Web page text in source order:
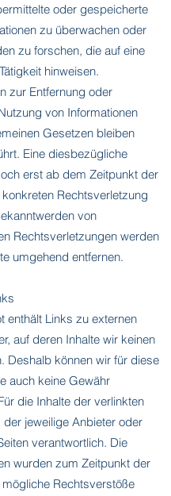
oder gespeicherte
zu überwachen oder
zu forschen, die auf eine
hinweisen.
zur Entfernung oder
von Informationen
Gesetzen bleiben
Eine diesbezügliche
erst ab dem Zeitpunkt der
Rechtsverletzung
von
Rechtsverletzungen werden
umgehend entfernen.
enthält Links zu externen
auf deren Inhalte wir keinen
Deshalb können wir für diese
auch keine Gewähr
die Inhalte der verlinkten
der jeweilige Anbieter oder
verantwortlich. Die
wurden zum Zeitpunkt der
Rechtsverstöße